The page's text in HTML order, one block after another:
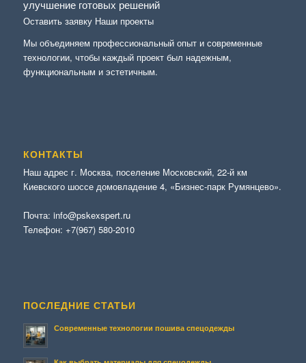
улучшение готовых решений
Оставить заявку Наши проекты
Мы объединяем профессиональный опыт и современные
технологии, чтобы каждый проект был надежным,
функциональным и эстетичным.
КОНТАКТЫ
Наш адрес г. Москва, поселение Московский, 22-й км
Киевского шоссе домовладение 4, «Бизнес-парк Румянцево».
Почта: info@pskexspert.ru
Телефон: +7(967) 580-2010
ПОСЛЕДНИЕ СТАТЬИ
Современные технологии пошива спецодежды